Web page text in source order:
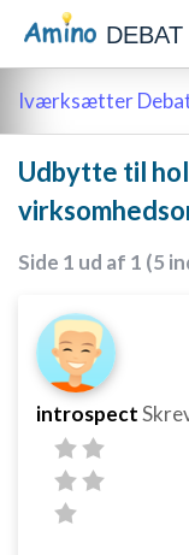
DEBAT
Iværksætter
Udbytte til
Side 1 ud af 1 (5
introspect